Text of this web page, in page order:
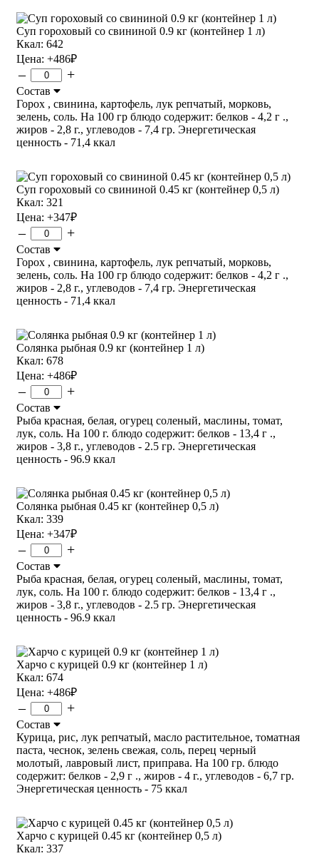
Суп гороховый со свининой 0.9 кг (контейнер 1 л)
Ккал: 642
Цена: +486₽
– +
Состав
Горох , свинина, картофель, лук репчатый, морковь,
зелень, соль. На 100 гр блюдо содержит: белков - 4,2 г .,
жиров - 2,8 г., углеводов - 7,4 гр. Энергетическая
ценность - 71,4 ккал
Суп гороховый со свининой 0.45 кг (контейнер 0,5 л)
Ккал: 321
Цена: +347₽
– +
Состав
Горох , свинина, картофель, лук репчатый, морковь,
зелень, соль. На 100 гр блюдо содержит: белков - 4,2 г .,
жиров - 2,8 г., углеводов - 7,4 гр. Энергетическая
ценность - 71,4 ккал
Солянка рыбная 0.9 кг (контейнер 1 л)
Ккал: 678
Цена: +486₽
– +
Состав
Рыба красная, белая, огурец соленый, маслины, томат,
лук, соль. На 100 г. блюдо содержит: белков - 13,4 г .,
жиров - 3,8 г., углеводов - 2.5 гр. Энергетическая
ценность - 96.9 ккал
Солянка рыбная 0.45 кг (контейнер 0,5 л)
Ккал: 339
Цена: +347₽
– +
Состав
Рыба красная, белая, огурец соленый, маслины, томат,
лук, соль. На 100 г. блюдо содержит: белков - 13,4 г .,
жиров - 3,8 г., углеводов - 2.5 гр. Энергетическая
ценность - 96.9 ккал
Харчо с курицей 0.9 кг (контейнер 1 л)
Ккал: 674
Цена: +486₽
– +
Состав
Курица, рис, лук репчатый, масло растительное, томатная
паста, чеснок, зелень свежая, соль, перец черный
молотый, лавровый лист, приправа. На 100 гр. блюдо
содержит: белков - 2,9 г ., жиров - 4 г., углеводов - 6,7 гр.
Энергетическая ценность - 75 ккал
Харчо с курицей 0.45 кг (контейнер 0,5 л)
Ккал: 337